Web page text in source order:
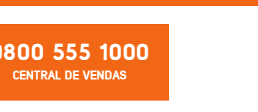
555 1000
CENTRAL DE VENDAS